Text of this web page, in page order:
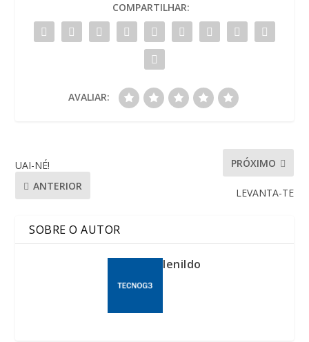
COMPARTILHAR:
AVALIAR:
UAI-NÉ!
ANTERIOR
PRÓXIMO
LEVANTA-TE
SOBRE O AUTOR
lenildo